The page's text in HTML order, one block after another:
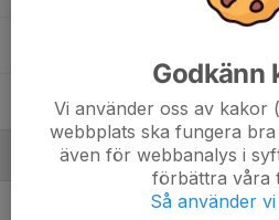
33. Ante Sundberg
Ledare
Cesar WikströmTränare
Godkänn
Vi använder oss av kakor
webbplats ska fungera
även för webbanalys i
förbättra våra
Så använder